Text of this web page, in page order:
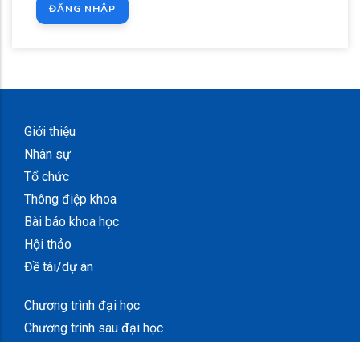
Giới thiệu
Nhân sự
Tổ chức
Thông điệp khoa
Bài báo khoa học
Hội thảo
Đề tài/dự án
Chương trình đại học
Chương trình sau đại học